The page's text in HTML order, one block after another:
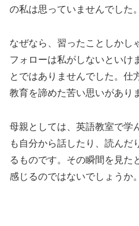
の私は思っていませんでした。
なぜなら、習ったことしかし
フォローは私がしないといけ
とではありませんでした。仕
教育を諦めた苦い思いがあり
母親としては、英語教室で学
も自分から話したり、読んだ
るものです。その瞬間を見た
感じるのではないでしょうか。